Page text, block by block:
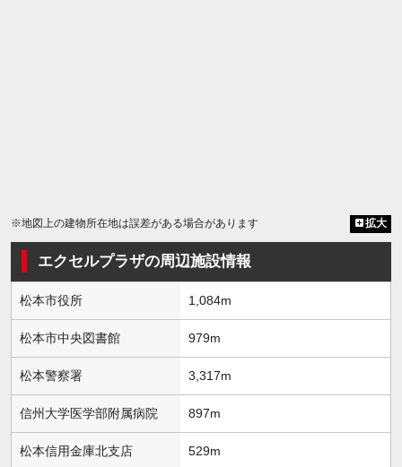
※地図上の建物所在地は誤差がある場合があります 拡大
エクセルプラザの周辺施設情報
松本市役所 1,084m
松本市中央図書館 979m
松本警察署 3,317m
信州大学医学部附属病院 897m
松本信用金庫北支店 529m